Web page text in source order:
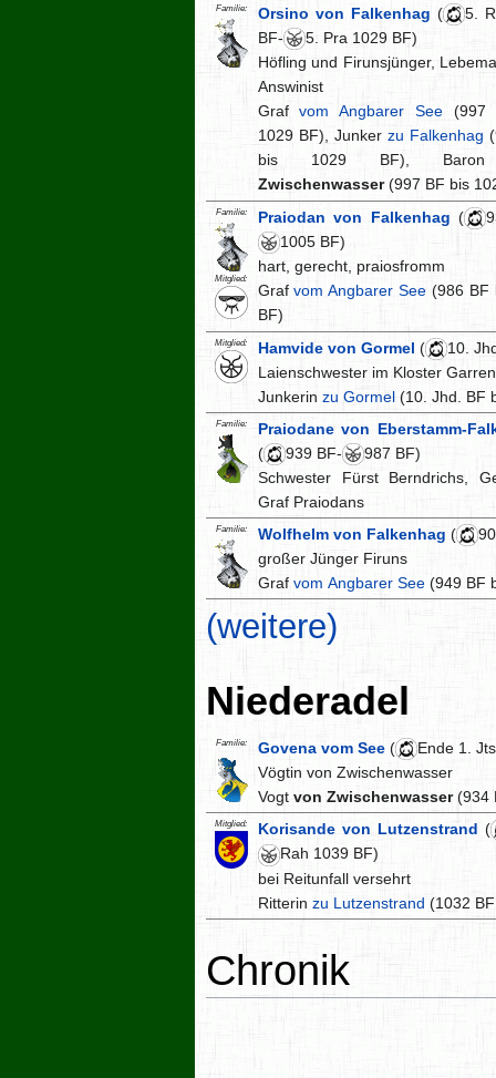
Familie: Orsino von Falkenhag (
5.
BF-
5. Pra 1029 BF)
Höfling und Firunsjünger,
Answinist
Graf vom Angbarer See (997
1029 BF), Junker zu Falkenhag
bis 1029 BF),
Zwischenwasser(997 BF bis
Familie:
Mitglied:
Praiodan von Falkenhag (
1005 BF)
hart, gerecht, praiosfromm
Graf vom Angbarer See (986 BF
BF)
Mitglied: Hamvide von Gormel (
10.
Laienschwester im Kloster
Junkerin zu Gormel (10. Jhd. BF
Familie:
Praiodane von Eberstamm-
(
939 BF-
987 BF)
Schwester Fürst Berndrichs,
Graf Praiodans
Familie: Wolfhelm von Falkenhag (
großer Jünger Firuns
Graf vom Angbarer See (949 BF
(weitere)
Niederadel
Familie: Govena vom See (
Ende 1.
Vögtin von Zwischenwasser
Vogt von Zwischenwasser(934
Mitglied: Korisande von Lutzenstrand (
Rah 1039 BF)
bei Reitunfall versehrt
Ritterin zu Lutzenstrand (1032
Chronik